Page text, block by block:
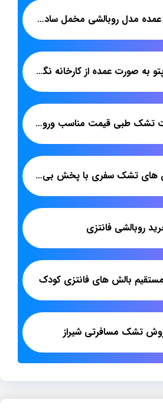
قیمت عمده مدل روبالشی مخمل ساده با رنگ بندی جور
خرید پتو به صورت عمده از کارخانه نگار یزد
صادرات تشک طبی قیمت مناسب ورونیکا
تولیدی های تشک سفری با پخش بی واسطه در تهران
روبالشی فانتزی
بالش های فانتزی کودک
تشک مسافرتی شیراز